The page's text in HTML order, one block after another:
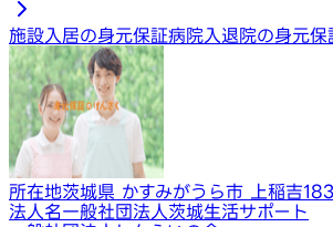
施設入居の身元保証病院入退院の身元保
所在地茨城県 かすみがうら市 上稲吉
法人名一般社団法人茨城生活サポート